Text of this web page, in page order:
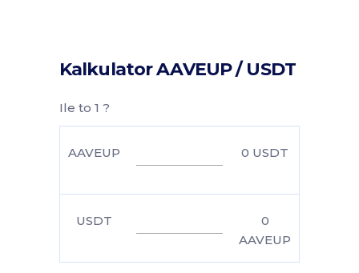
Kalkulator AAVEUP / USDT
Ile to 1 ?
AAVEUP 0 USDT
USDT
0
AAVEUP